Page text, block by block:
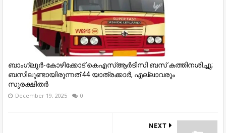
ബാംഗ്ലൂർ-കോഴിക്കോട് കെഎസ്ആർടിസി ബസ് കത്തിനശിച്ചു;
ബസിലുണ്ടായിരുന്നത് 44 യാത്രക്കാർ, എല്ലാവരും
സുരക്ഷിതർ
December 19, 2025 0
NEXT